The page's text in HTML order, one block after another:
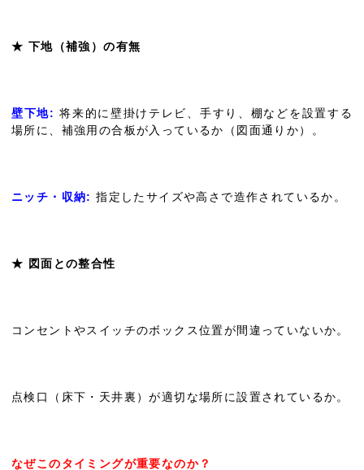
★ 下地（補強）の有無
壁下地: 将来的に壁掛けテレビ、手すり、棚などを設置する
場所に、補強用の合板が入っているか（図面通りか）。
ニッチ・収納: 指定したサイズや高さで造作されているか。
★ 図面との整合性
コンセントやスイッチのボックス位置が間違っていないか。
点検口（床下・天井裏）が適切な場所に設置されているか。
なぜこのタイミングが重要なのか？